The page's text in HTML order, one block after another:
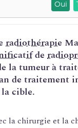
Oui
radiothérapie
de
la tumeur à
de traitement
cible.
la chirurgie et la